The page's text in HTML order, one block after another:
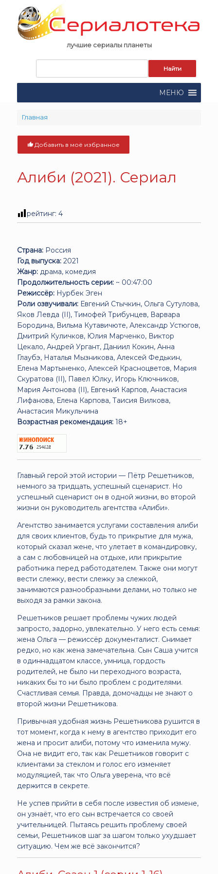
content
лучшие сериалы планеты
поиска:
МЕНЮ
Главная
Добавить в моё избранное
Алиби (2021). Сериал
рейтинг: 4
Страна: Россия
Год выпуска: 2021
Жанр: драма, комедия
Продолжительность серии: ~ 00:47:00
Режиссёр: Нурбек Эген
Роли озвучивали: Евгений Стычкин, Ольга Сутулова,
Яков Левда (II), Тимофей Трибунцев, Варвара
Бородина, Вильма Кутавичюте, Александр Устюгов,
Дмитрий Куличков, Юлия Марченко, Виктор
Цекало, Андрей Ургант, Даниил Кокин, Анна
Глаубэ, Наталья Мызникова, Алексей Федькин,
Елена Мартыненко, Алексей Красноцветов, Мария
Скуратова (II), Павел Юлку, Игорь Ключников,
Мария Антонова (II), Евгений Карпов, Анастасия
Лифанова, Елена Карпова, Таисия Вилкова,
Анастасия Микульчина
Возрастная рекомендация: 18+
Главный герой этой истории — Пётр Решетников,
немного за тридцать, успешный сценарист. Но
успешный сценарист он в одной жизни, во второй
жизни он руководитель агентства «Алиби».
Агентство занимается услугами составления алиби
для своих клиентов, будь то прикрытие для мужа,
который сказал жене, что улетает в командировку,
а сам с любовницей на отдыхе, или прикрытие
работника перед работодателем. Также они могут
вести слежку, вести слежку за слежкой,
занимаются разнообразными делами, но только не
выходя за рамки закона.
Решетников решает проблемы чужих людей
запросто, задорно, увлекательно. У него есть семья:
жена Ольга — режиссёр документалист. Снимает
редко, но как жена замечательна. Сын Саша учится
в одиннадцатом классе, умница, гордость
родителей, не было ни переходного возраста,
никаких бы то ни было проблем с родителями.
Счастливая семья. Правда, домочадцы не знают о
второй жизни Решетникова.
Привычная удобная жизнь Решетникова рушится в
тот момент, когда к нему в агентство приходит его
жена и просит алиби, потому что изменила мужу.
Она не видит его, так как Решетников говорит с
клиентами за стеклом и голос его изменяет
модуляцией, так что Ольга уверена, что всё
держится в секрете.
Не успев прийти в себя после известия об измене,
он узнаёт, что его сын встречается со своей
учительницей. Пытаясь решить проблему своей
семьи, Решетников шаг за шагом только ухудшает
ситуацию. Чем же всё закончится?